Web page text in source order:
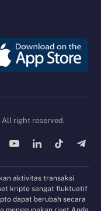
All right reserved.
YouTubeLinkedInTikTok
aktivitas transaksi
kripto sangat fluktuatif
dapat berubah secara